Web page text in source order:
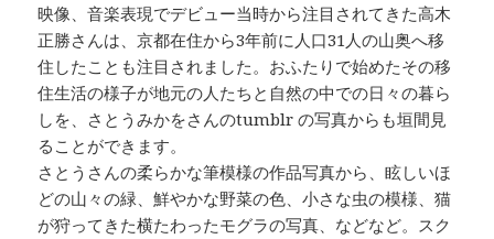
映像、音楽表現でデビュー当時から注目されてきた高木
正勝さんは、京都在住から3年前に人口31人の山奥へ移
住したことも注目されました。おふたりで始めたその移
住生活の様子が地元の人たちと自然の中での日々の暮ら
しを、さとうみかをさんのtumblr の写真からも垣間見
ることができます。
さとうさんの柔らかな筆模様の作品写真から、眩しいほ
どの山々の緑、鮮やかな野菜の色、小さな虫の模様、猫
が狩ってきた横たわったモグラの写真、などなど。スク